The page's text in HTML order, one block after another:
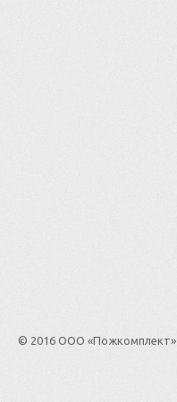
© 2016 ООО «Пожкомплект»